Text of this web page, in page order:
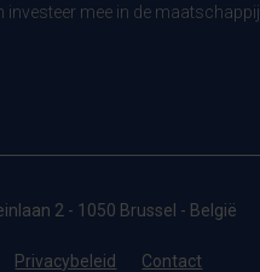
investeer mee in de maatschappij.
2 - 1050 Brussel - België
Privacybeleid Contact